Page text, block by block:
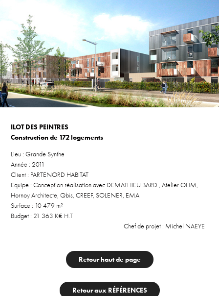
ILOT DES PEINTRES
Construction de 172 logements
Lieu : Grande Synthe
Année : 2011
Client : PARTENORD HABITAT
Equipe : Conception réalisation avec DEMATHIEU BARD , Atelier OHM,
Hornoy Architecte, Qbis, CREEF, SOLENER, EMA
Surface : 10 479 m²
Budget : 21 363 K€ H.T
Chef de projet : Michel NAEYE
Retour haut de page
Retour aux RÉFÉRENCES